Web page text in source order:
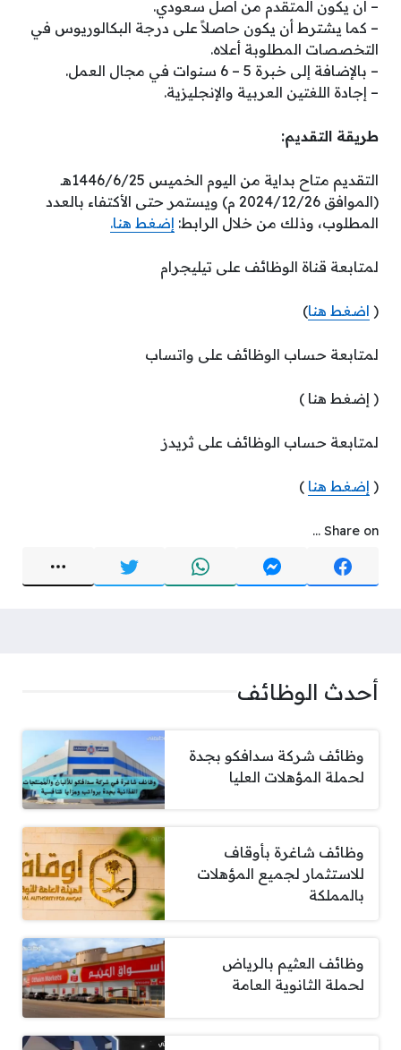
– أن يكون المتقدم من أصل سعودي.
– كما يشترط أن يكون حاصلاً على درجة البكالوريوس في
التخصصات المطلوبة أعلاه.
– بالإضافة إلى خبرة 5 – 6 سنوات في مجال العمل.
– إجادة اللغتين العربية والإنجليزية.
طريقة التقديم:
التقديم متاح بداية من اليوم الخميس 1446/6/25هـ
(الموافق 2024/12/26 م) ويستمر حتى الأكتفاء بالعدد
المطلوب، وذلك من خلال الرابط: إضغط هنا.
لمتابعة قناة الوظائف على تيليجرام
( اضغط هنا)
لمتابعة حساب الوظائف على واتساب
( إضغط هنا )
لمتابعة حساب الوظائف على ثريدز
( إضغط هنا )
Share on ...
أحدث الوظائف
وظائف شركة سدافكو بجدة
لحملة المؤهلات العليا
وظائف شاغرة بأوقاف
للاستثمار لجميع المؤهلات
بالمملكة
وظائف العثيم بالرياض
لحملة الثانوية العامة